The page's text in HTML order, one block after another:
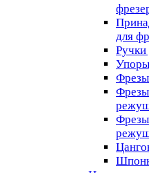
для
Ручки
Фрезы